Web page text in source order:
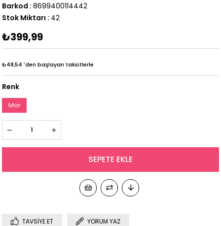
Barkod : 8699400114442
Stok Miktarı : 42
₺399,99
₺48,54 'den başlayan taksitlerle
Renk
Mor
TAVSIYE ET YORUM YAZ